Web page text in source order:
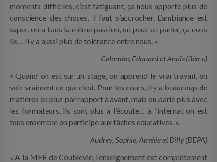
moments difficiles, c’est fatiguant, ça nous apporte plus de
conscience des choses, il faut s’accrocher. L’ambiance est
super, on a tous la même passion, on peut en parler, ça nous
lie… Il y a aussi plus de tolérance entre nous. »
Colombe, Edouard et Anaïs (3ème)
« Quand on est sur un stage, on apprend le vrai travail, on
voit vraiment ce que c’est. Pour les cours, il y a beaucoup de
matières en plus par rapport à avant, mais on parle plus avec
les formateurs, ils sont plus à l’écoute… à l’internat on est
tous ensemble on participe aux tâches éducatives. ».
Audrey, Sophie, Amélie et Billy (BEPA)
« A la MFR de Coublevie, l’enseignement est complètement